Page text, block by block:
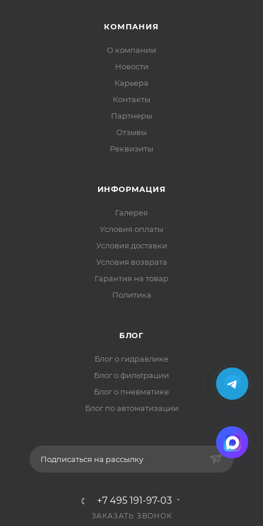
КОМПАНИЯ
О компании
Новости
Карьера
Контакты
Партнеры
Отзывы
Реквизиты
ИНФОРМАЦИЯ
Галерея
Условия оплаты
Условия доставки
Условия возврата
Гарантия на товар
Политика
БЛОГ
Блог о гидравлике
Блог о фильтрации
Блог о пневматике
Блог по автоматизации
Подписаться на рассылку
+7 495 191-97-03
ЗАКАЗАТЬ ЗВОНОК